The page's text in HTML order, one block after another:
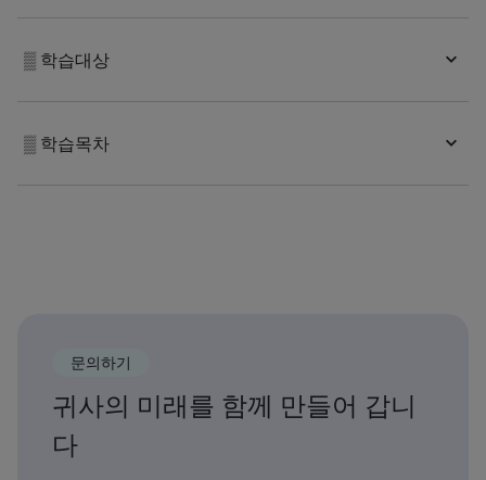
▒ 학습대상
▒ 학습목차
문의하기
귀사의 미래를 함께 만들어 갑니
다